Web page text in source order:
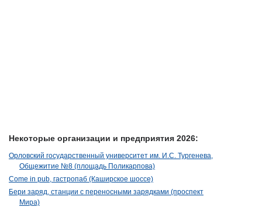
Некоторые организации и предприятия 2026:
Орловский государственный университет им. И.С. Тургенева,
Общежитие №8 (площадь Поликарпова)
Come in pub, гастропаб (Каширское шоссе)
Бери заряд, станции с переносными зарядками (проспект
Мира)